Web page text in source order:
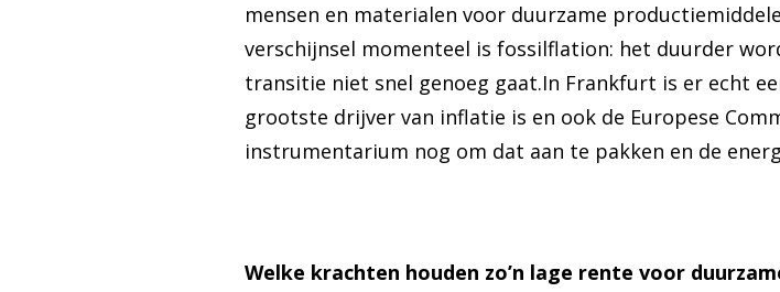
mensen en materialen voor duurzame
verschijnsel momenteel is fossilflation: het duurder
transitie niet snel genoeg gaat.In Frankfurt is er echt
grootste drijver van inflatie is en ook de Europese
instrumentarium nog om dat aan te pakken en de
Welke krachten houden zo’n lage rente voor